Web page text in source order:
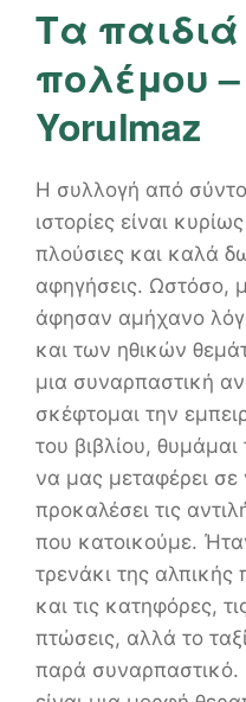
Τα παιδιά
πολέμου
Yorulmaz
Η συλλογή από
ιστορίες είναι
πλούσιες και καλά
αφηγήσεις. Ωστόσο,
άφησαν αμήχανο
και των ηθικών
μια συναρπαστική
σκέφτομαι την
του βιβλίου,
να μας μεταφέρει
προκαλέσει τις
που κατοικούμε.
τρενάκι της αλπικής
και τις κατηφόρες,
πτώσεις, αλλά το
παρά